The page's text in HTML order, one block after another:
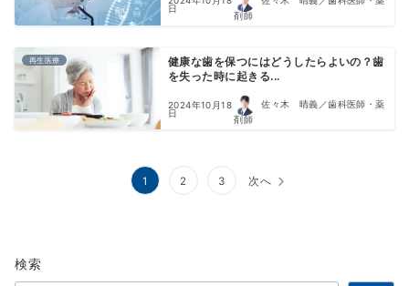
日
剤師
再生医療
健康な歯を保つにはどうしたらよいの？歯
を失った時に起きる...
2024年10月18
日
佐々木 晴義／歯科医師・薬
剤師
ペ
1 2 3 次へ
検索